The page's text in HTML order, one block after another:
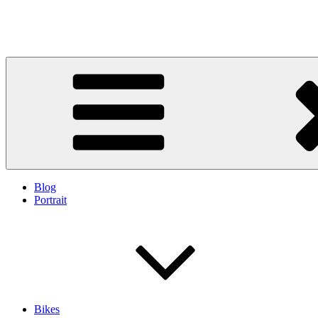
Blog
Portrait
Bikes